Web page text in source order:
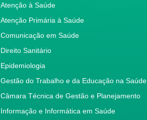
Atenção à Saúde
Atenção Primária à Saúde
Comunicação em Saúde
Direito Sanitário
Epidemiologia
Gestão do Trabalho e da Educação na Saúde
Câmara Técnica de Gestão e Planejamento
Informação e Informática em Saúde